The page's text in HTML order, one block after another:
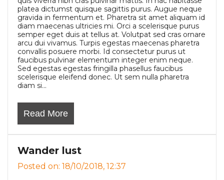
platea dictumst quisque sagittis purus. Augue neque
gravida in fermentum et. Pharetra sit amet aliquam id
diam maecenas ultricies mi. Orci a scelerisque purus
semper eget duis at tellus at. Volutpat sed cras ornare
arcu dui vivamus. Turpis egestas maecenas pharetra
convallis posuere morbi. Id consectetur purus ut
faucibus pulvinar elementum integer enim neque.
Sed egestas egestas fringilla phasellus faucibus
scelerisque eleifend donec. Ut sem nulla pharetra
diam si...
Read More
Wander lust
Posted on: 18/10/2018, 12:37